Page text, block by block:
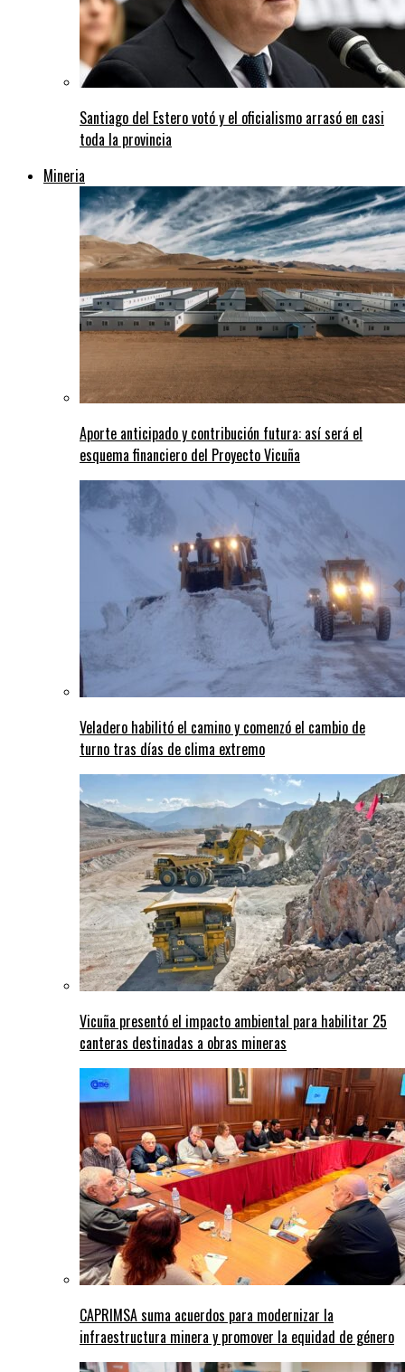
Santiago del Estero votó y el oficialismo arrasó en casi
toda la provincia
Mineria
Aporte anticipado y contribución futura: así será el
esquema financiero del Proyecto Vicuña
Veladero habilitó el camino y comenzó el cambio de
turno tras días de clima extremo
Vicuña presentó el impacto ambiental para habilitar 25
canteras destinadas a obras mineras
CAPRIMSA suma acuerdos para modernizar la
infraestructura minera y promover la equidad de género